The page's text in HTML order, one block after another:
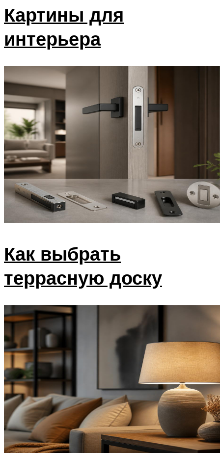
Картины для
интерьера
Как выбрать
террасную доску